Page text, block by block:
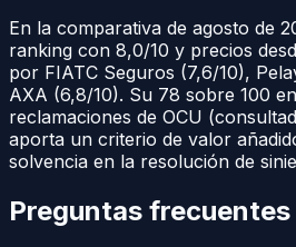
En la comparativa de agosto de
ranking con 8,0/10 y precios
por FIATC Seguros (7,6/10),
AXA (6,8/10). Su 78 sobre 100
reclamaciones de OCU
aporta un criterio de valor
solvencia en la resolución de
Preguntas frecuentes